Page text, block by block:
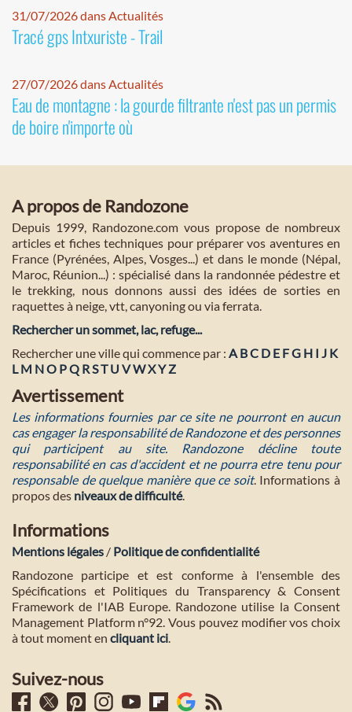
31/07/2026 dans Actualités
Tracé gps Intxuriste - Trail
27/07/2026 dans Actualités
Eau de montagne : la gourde filtrante n'est pas un permis
de boire n'importe où
A propos de Randozone
Depuis 1999, Randozone.com vous propose de nombreux
articles et fiches techniques pour préparer vos aventures en
France (Pyrénées, Alpes, Vosges...) et dans le monde (Népal,
Maroc, Réunion...) : spécialisé dans la randonnée pédestre et
le trekking, nous donnons aussi des idées de sorties en
raquettes à neige, vtt, canyoning ou via ferrata.
Rechercher un sommet, lac, refuge...
Rechercher une ville qui commence par : A BC D E FG H I J K
L M NO PQ RST U VWXYZ
Avertissement
Les informations fournies par ce site ne pourront en aucun
cas engager la responsabilité de Randozone et des personnes
qui participent au site. Randozone décline toute
responsabilité en cas d'accident et ne pourra etre tenu pour
responsable de quelque manière que ce soit. Informations à
propos des niveaux de difficulté.
Informations
Mentions légales / Politique de confidentialité
Randozone participe et est conforme à l'ensemble des
Spécifications et Politiques du Transparency & Consent
Framework de l'IAB Europe. Randozone utilise la Consent
Management Platform n°92. Vous pouvez modifier vos choix
à tout moment en cliquant ici.
Suivez-nous